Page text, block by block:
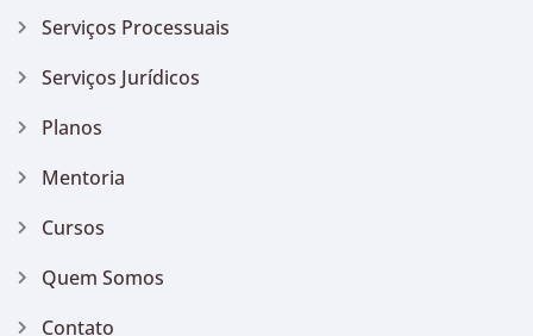
Serviços Processuais
Serviços Jurídicos
Planos
Mentoria
Cursos
Quem Somos
Contato